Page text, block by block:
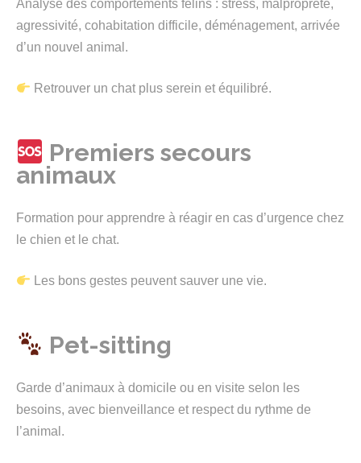
Analyse des comportements félins : stress, malpropreté,
agressivité, cohabitation difficile, déménagement, arrivée
d’un nouvel animal.
Retrouver un chat plus serein et équilibré.
Premiers secours
animaux
Formation pour apprendre à réagir en cas d’urgence chez
le chien et le chat.
Les bons gestes peuvent sauver une vie.
Pet-sitting
Garde d’animaux à domicile ou en visite selon les
besoins, avec bienveillance et respect du rythme de
l’animal.